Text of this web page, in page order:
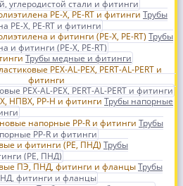
углеродистой стали и фитинги
Трубы
PE-X, PE-RT и фитинги
Трубы
и фитинги (PE-X, PE-RT)
Трубы медные и фитинги
PEX-AL-PEX, PERT-AL-PERT и фитинги
Трубы напорные
Трубы
PP-R и фитинги
Трубы
(PE, ПНД)
Трубы
фитинги и фланцы